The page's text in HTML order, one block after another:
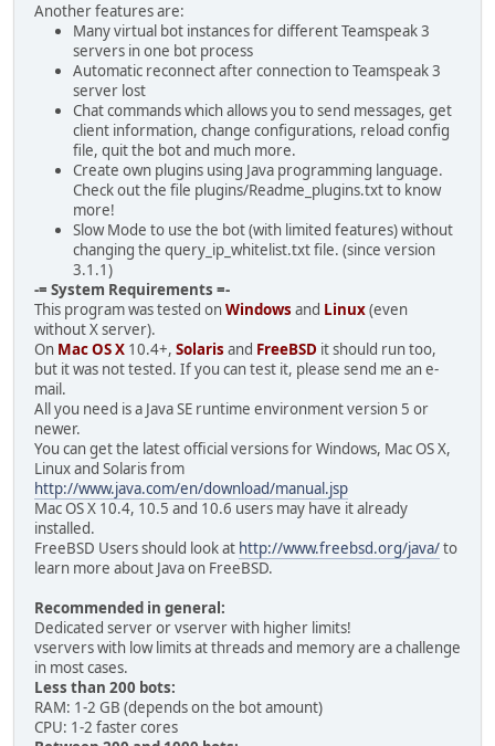
Another features are:
Many virtual bot instances for different Teamspeak 3
servers in one bot process
Automatic reconnect after connection to Teamspeak 3
server lost
Chat commands which allows you to send messages, get
client information, change configurations, reload config
file, quit the bot and much more.
Create own plugins using Java programming language.
Check out the file plugins/Readme_plugins.txt to know
more!
Slow Mode to use the bot (with limited features) without
changing the query_ip_whitelist.txt file. (since version
3.1.1)
-= System Requirements =-
This program was tested onWindows and Linux(even
without X server).
On Mac OS X 10.4+, Solaris and FreeBSD it should run too,
but it was not tested. If you can test it, please send me an e-
mail.
All you need is a Java SE runtime environment version 5 or
newer.
You can get the latest official versions for Windows, Mac OS X,
Linux and Solaris from
http://www.java.com/en/download/manual.jsp
Mac OS X 10.4, 10.5 and 10.6 users may have it already
installed.
FreeBSD Users should look at http://www.freebsd.org/java/to
learn more about Java on FreeBSD.
Recommended in general:
Dedicated server or vserver with higher limits!
vservers with low limits at threads and memory are a challenge
in most cases.
Less than 200 bots:
RAM: 1-2 GB (depends on the bot amount)
CPU: 1-2 faster cores